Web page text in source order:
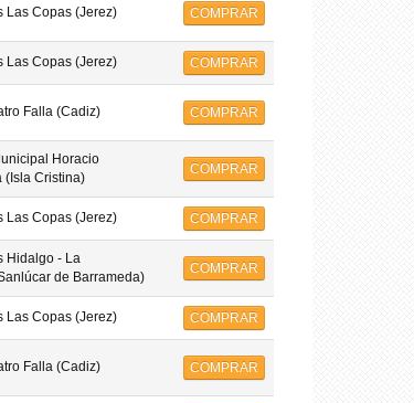
Las Copas (Jerez) COMPRAR
Las Copas (Jerez) COMPRAR
Falla (Cadiz) COMPRAR
Horacio
(Isla Cristina)
COMPRAR
Las Copas (Jerez) COMPRAR
Hidalgo - La
de Barrameda)
COMPRAR
Las Copas (Jerez) COMPRAR
Falla (Cadiz) COMPRAR